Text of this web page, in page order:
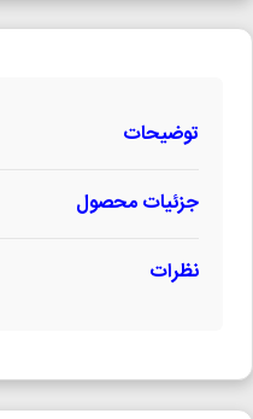
توضیحات
جزئیات محصول
نظرات